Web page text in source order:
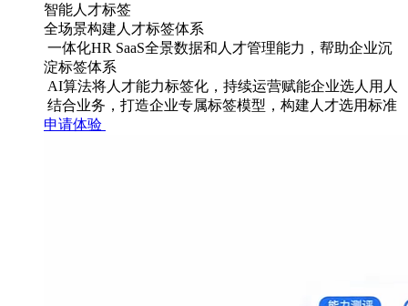
智能人才标签
全场景构建人才标签体系
一体化HR SaaS全景数据和人才管理能力，帮助企业沉
淀标签体系
AI算法将人才能力标签化，持续运营赋能企业选人用人
结合业务，打造企业专属标签模型，构建人才选用标准
申请体验